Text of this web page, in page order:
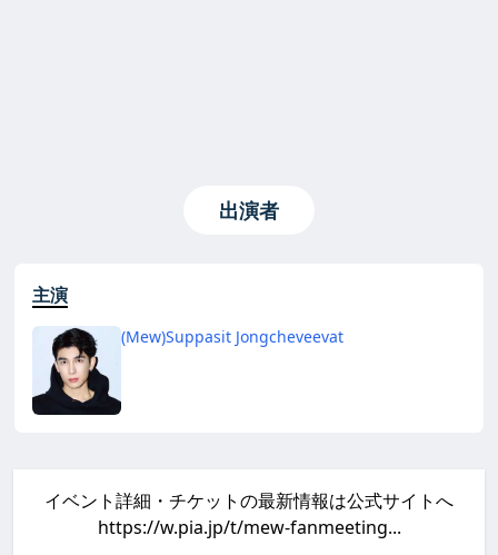
出演者
主演
(Mew)Suppasit Jongcheveevat
イベント詳細・チケットの最新情報は公式サイトへ
https://w.pia.jp/t/mew-fanmeeting...